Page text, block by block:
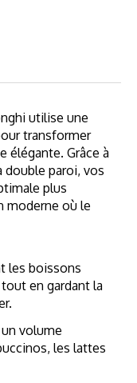
utilise une
transformer
élégante. Grâce à
double paroi, vos
plus
moderne où le
les boissons
en gardant la
volume
les lattes